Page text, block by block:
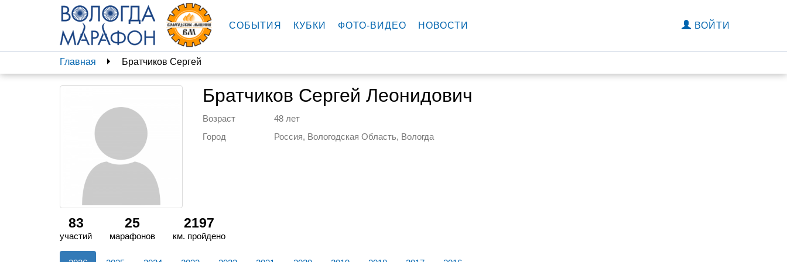
СОБЫТИЯ КУБКИ ФОТО-ВИДЕО НОВОСТИ ВОЙТИ
Главная Братчиков Сергей
Братчиков Сергей Леонидович
Возраст
48 лет
Город
Россия, Вологодская Область, Вологда
83
участий
25
марафонов
2197
км. пройдено